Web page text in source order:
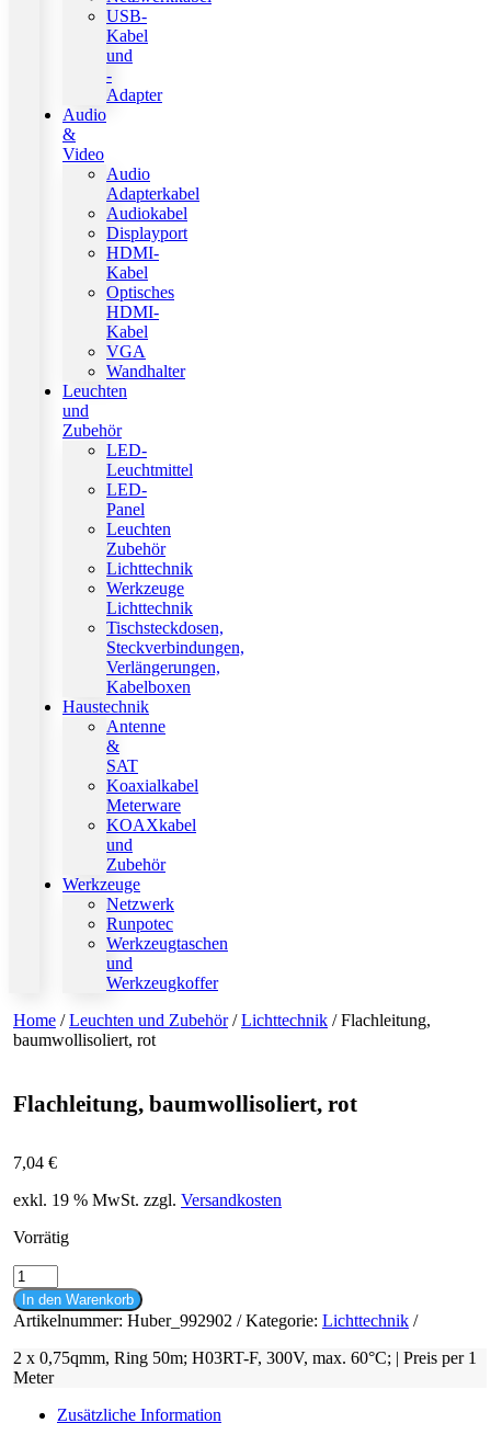
USB-
Kabel
und
-
Adapter
Audio
&
Video
Audio
Adapterkabel
Audiokabel
Displayport
HDMI-
Kabel
Optisches
HDMI-
Kabel
VGA
Wandhalter
Leuchten
und
Zubehör
LED-
Leuchtmittel
LED-
Panel
Leuchten
Zubehör
Lichttechnik
Werkzeuge
Lichttechnik
Tischsteckdosen,
Steckverbindungen,
Verlängerungen,
Kabelboxen
Haustechnik
Antenne
&
SAT
Koaxialkabel
Meterware
KOAXkabel
und
Zubehör
Werkzeuge
Netzwerk
Runpotec
Werkzeugtaschen
und
Werkzeugkoffer
Home /Leuchten und Zubehör/Lichttechnik / Flachleitung,
baumwollisoliert, rot
Flachleitung, baumwollisoliert, rot
7,04 €
exkl. 19 % MwSt. zzgl. Versandkosten
Vorrätig
Flachleitung,
baumwollisoliert,
rot
Menge
In den Warenkorb
Artikelnummer: Huber_992902 Kategorie: Lichttechnik
2 x 0,75qmm, Ring 50m; H03RT-F, 300V, max. 60°C; | Preis per 1
Meter
Zusätzliche Information